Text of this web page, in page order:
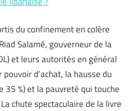
du confinement en colère
Salamé, gouverneur de la
et leurs autorités en général
d’achat, la hausse du
35 %) et la pauvreté qui touche
chute spectaculaire de la livre